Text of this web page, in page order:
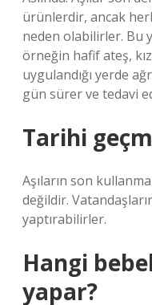
ürünlerdir, ancak
neden olabilirler. Bu
örneğin hafif ateş,
uygulandığı yerde
gün sürer ve tedavi
Tarihi
Aşıların son
değildir.
yaptırabilirler.
Hangi
yapar?